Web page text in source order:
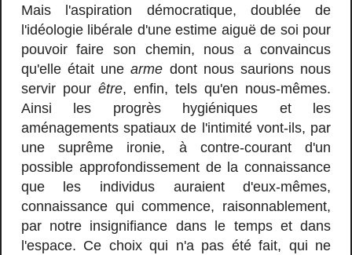
Mais l'aspiration démocratique, doublée de
l'idéologie libérale d'une estime aiguë de soi pour
pouvoir faire son chemin, nous a convaincus
qu'elle était unearme dont nous saurions nous
servir pour être, enfin, tels qu'en nous-mêmes.
Ainsi les progrès hygiéniques et les
aménagements spatiaux de l'intimité vont-ils, par
une suprême ironie, à contre-courant d'un
possible approfondissement de la connaissance
que les individus auraient d'eux-mêmes,
connaissance qui commence, raisonnablement,
par notre insignifiance dans le temps et dans
l'espace. Ce choix qui n'a pas été fait, qui ne